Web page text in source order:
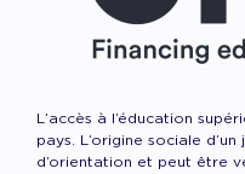
L’accès à l’éducation
pays. L’origine sociale
d’orientation et peut être